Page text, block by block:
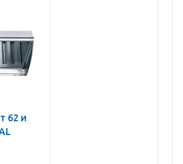
62 и